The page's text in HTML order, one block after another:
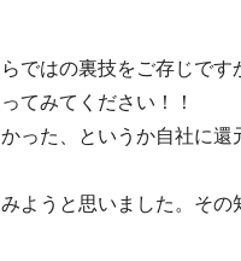
ではの裏技をご存じで
てみてください！！
った、というか自社に
ようと思いました。その